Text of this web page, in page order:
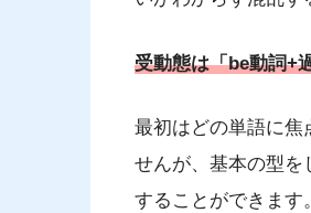
受動態は「be動詞+
最初はどの単語に焦
せんが、基本の型を
することができます。